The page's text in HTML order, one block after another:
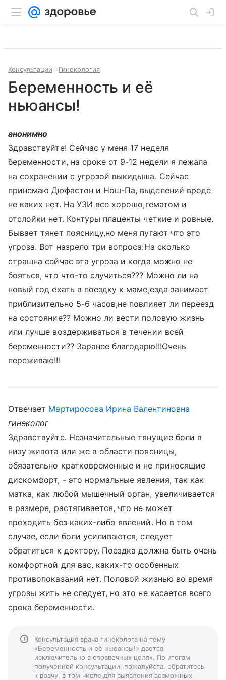
Консультации Гинекология
Беременность и её
ньюансы!
анонимно
Здравствуйте! Сейчас у меня 17 неделя
беременности, на сроке от 9-12 недели я лежала
на сохранении с угрозой выкидыша. Сейчас
принемаю Дюфастон и Нош-Па, выделений вроде
не каких нет. На УЗИ все хорошо,гематом и
отслойки нет. Контуры плаценты четкие и ровные.
Бывает тянет поясницу,но меня пугают что это
угроза. Вот назрело три вопроса:На сколько
страшна сейчас эта угроза и когда можно не
бояться, что что-то случиться??? Можно ли на
новый год ехать в поездку к маме,езда занимает
приблизительно 5-6 часов,не повлияет ли переезд
на состояние?? Можно ли вести половую жизнь
или лучше воздерживаться в течении всей
беременности?? Заранее благодарю!!!Очень
переживаю!!!
Отвечает Мартиросова Ирина Валентиновна
гинеколог
Здравствуйте. Незначительные тянущие боли в
низу живота или же в области поясницы,
обязательно кратковременные и не приносящие
дискомфорт, - это нормальные явления, так как
матка, как любой мышечный орган, увеличивается
в размере, растягивается, что не может
проходить без каких-либо явлений. Но в том
случае, если боли усиливаются, следует
обратиться к доктору. Поездка должна быть очень
комфортной для вас, каких-то особенных
противопоказаний нет. Половой жизнью во время
угрозы жить не следует, но это не касается всего
срока беременности.
Консультация врача гинеколога на тему
«Беременность и её ньюансы!» дается
исключительно в справочных целях. По итогам
полученной консультации, пожалуйста, обратитесь
к врачу, в том числе для выявления возможных